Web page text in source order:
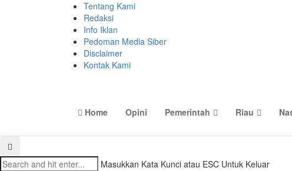
Tentang Kami
Redaksi
Info Iklan
Pedoman Media Siber
Disclaimer
Kontak Kami
Home Opini Pemerintah Riau
Masukkan Kata Kunci atau ESC Untuk Keluar